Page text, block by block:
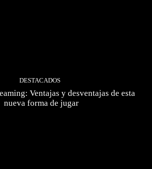
DESTACADOS
Ventajas y desventajas de esta
nueva forma de jugar